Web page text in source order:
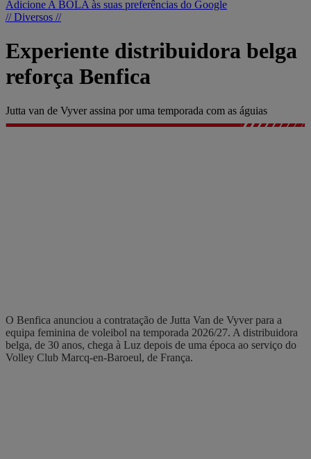
Adicione A BOLA às suas preferências do Google
// Diversos //
Experiente distribuidora belga
reforça Benfica
Jutta van de Vyver assina por uma temporada com as águias
O Benfica anunciou a contratação de Jutta Van de Vyver para a
equipa feminina de voleibol na temporada 2026/27. A distribuidora
belga, de 30 anos, chega à Luz depois de uma época ao serviço do
Volley Club Marcq-en-Baroeul, de França.